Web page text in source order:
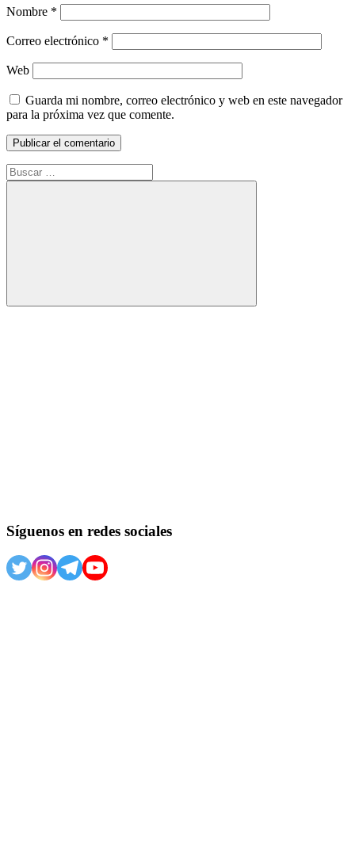
Nombre *
Correo electrónico *
Web
Guarda mi nombre, correo electrónico y web en este navegador
para la próxima vez que comente.
Buscar:
Buscar
Síguenos en redes sociales